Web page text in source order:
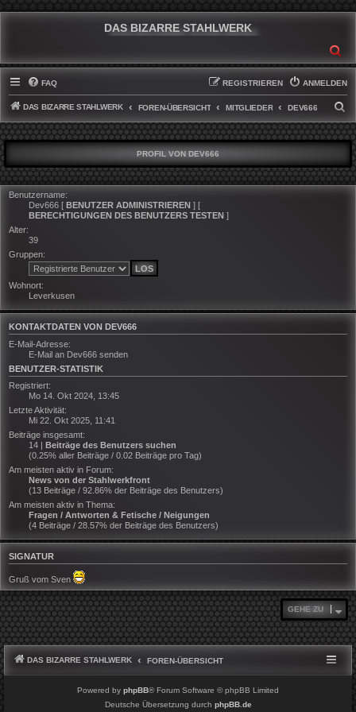
DAS BIZARRE STAHLWERK
FAQ ANMELDEN
REGISTRIEREN
DAS BIZARRE STAHLWERK FOREN-ÜBERSICHT MITGLIEDER DEV666
U
C
H
E
PROFIL VON DEV666
Benutzername:
Dev666 [ BENUTZER ADMINISTRIEREN ] [
BERECHTIGUNGEN DES BENUTZERS TESTEN ]
Alter:
39
Gruppen:
Wohnort:
Leverkusen
KONTAKTDATEN VON DEV666
E-Mail-Adresse:
E-Mail an Dev666 senden
BENUTZER-STATISTIK
Registriert:
Mo 14. Okt 2024, 13:45
Letzte Aktivität:
Mi 22. Okt 2025, 11:41
Beiträge insgesamt:
14 | Beiträge des Benutzers suchen
(0.25% aller Beiträge / 0.02 Beiträge pro Tag)
Am meisten aktiv in Forum:
News von der Stahlwerkfront
(13 Beiträge / 92.86% der Beiträge des Benutzers)
Am meisten aktiv in Thema:
Fragen / Antworten & Fetische / Neigungen
(4 Beiträge / 28.57% der Beiträge des Benutzers)
SIGNATUR
Gruß vom Sven
GEHE ZU
DAS BIZARRE STAHLWERK FOREN-ÜBERSICHT
Powered by phpBB® Forum Software © phpBB Limited
Deutsche Übersetzung durch phpBB.de